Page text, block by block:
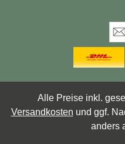
Alle Preise inkl.
Versandkosten und ggf.
anders